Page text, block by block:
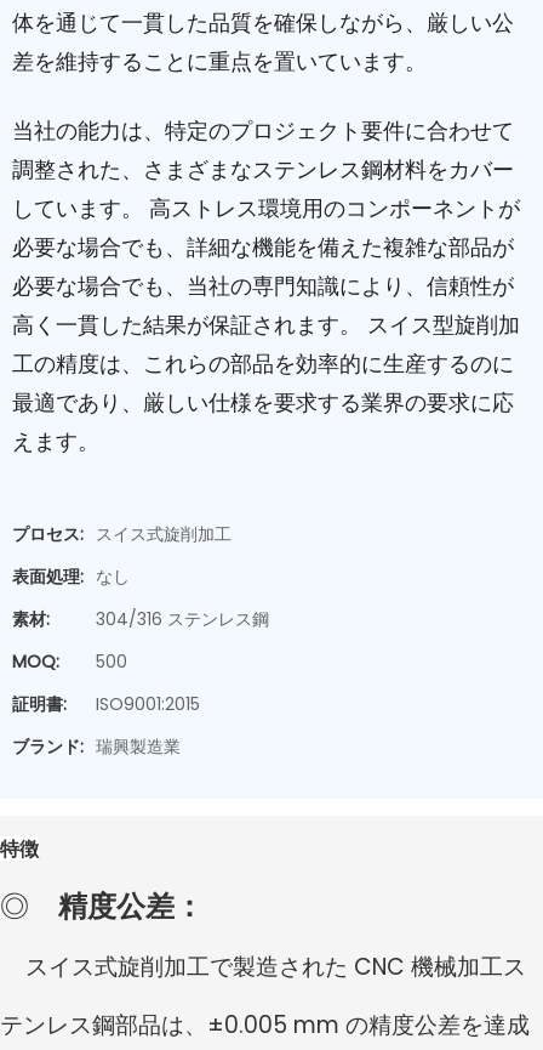
体を通じて一貫した品質を確保しながら、厳しい公
差を維持することに重点を置いています。
当社の能力は、特定のプロジェクト要件に合わせて
調整された、さまざまなステンレス鋼材料をカバー
しています。 高ストレス環境用のコンポーネントが
必要な場合でも、詳細な機能を備えた複雑な部品が
必要な場合でも、当社の専門知識により、信頼性が
高く一貫した結果が保証されます。 スイス型旋削加
工の精度は、これらの部品を効率的に生産するのに
最適であり、厳しい仕様を要求する業界の要求に応
えます。
プロセス: スイス式旋削加工
表面処理: なし
素材:
304/316 ステンレス鋼
MOQ:
500
証明書:
ISO9001:2015
ブランド: 瑞興製造業
特徴
◎ 精度公差：
スイス式旋削加工で製造された CNC 機械加工ス
テンレス鋼部品は、±0.005 mm の精度公差を達成